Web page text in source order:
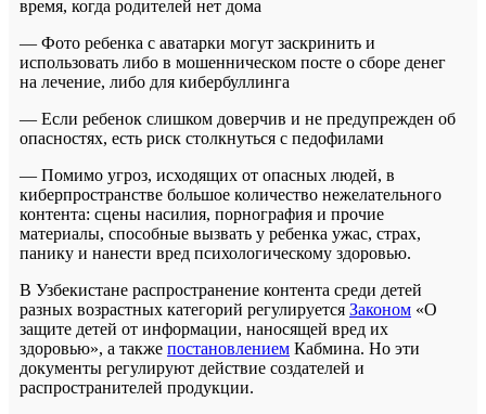
время, когда родителей нет дома
— Фото ребенка с аватарки могут заскринить и
использовать либо в мошенническом посте о сборе денег
на лечение, либо для кибербуллинга
— Если ребенок слишком доверчив и не предупрежден об
опасностях, есть риск столкнуться с педофилами
— Помимо угроз, исходящих от опасных людей, в
киберпространстве большое количество нежелательного
контента: сцены насилия, порнография и прочие
материалы, способные вызвать у ребенка ужас, страх,
панику и нанести вред психологическому здоровью.
В Узбекистане распространение контента среди детей
разных возрастных категорий регулируется Законом «О
защите детей от информации, наносящей вред их
здоровью», а также постановлением Кабмина. Но эти
документы регулируют действие создателей и
распространителей продукции.